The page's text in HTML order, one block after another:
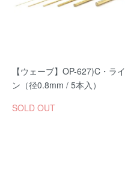
【ウェーブ】OP-627)C・ライ
ン（径0.8mm / 5本入）
SOLD OUT